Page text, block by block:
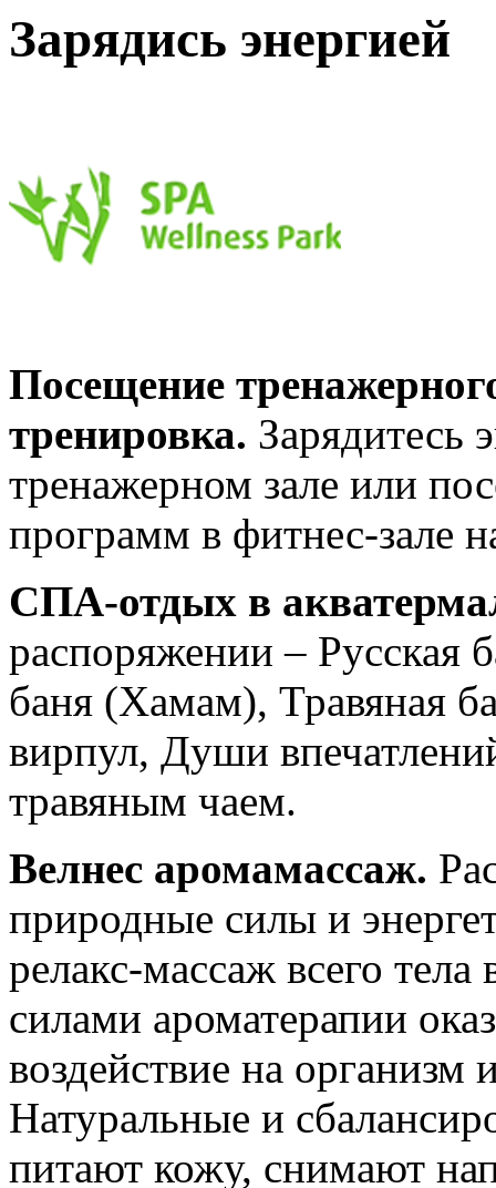
Зарядись энергией
Посещение
тренировка. Зарядитесь
тренажерном зале или
программ в фитнес-зале
СПА-отдых в
распоряжении – Русская
баня (Хамам), Травяная
вирпул, Души
травяным чаем.
Велнес аромамассаж.
природные силы и
релакс-массаж всего
силами ароматерапии
воздействие на организм
Натуральные и
питают кожу, снимают